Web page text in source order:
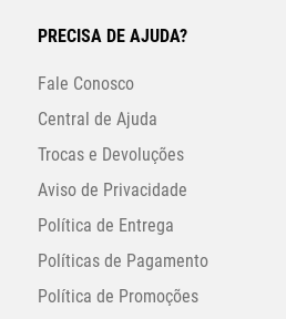
PRECISA DE AJUDA?
Fale Conosco
Central de Ajuda
Trocas e Devoluções
Aviso de Privacidade
Política de Entrega
Políticas de Pagamento
Política de Promoções